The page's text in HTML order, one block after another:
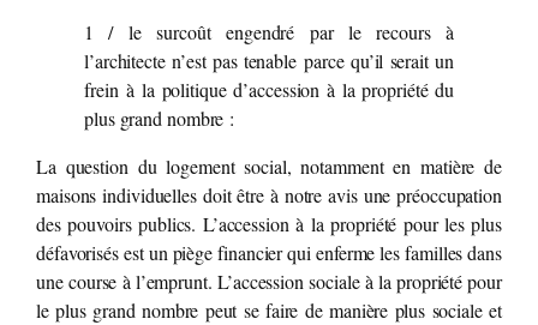
1 / le surcoût engendré par le recours à
l’architecte n’est pas tenable parce qu’il serait un
frein à la politique d’accession à la propriété du
plus grand nombre :
La question du logement social, notamment en matière de
maisons individuelles doit être à notre avis une préoccupation
des pouvoirs publics. L’accession à la propriété pour les plus
défavorisés est un piège financier qui enferme les familles dans
une course à l’emprunt. L’accession sociale à la propriété pour
le plus grand nombre peut se faire de manière plus sociale et